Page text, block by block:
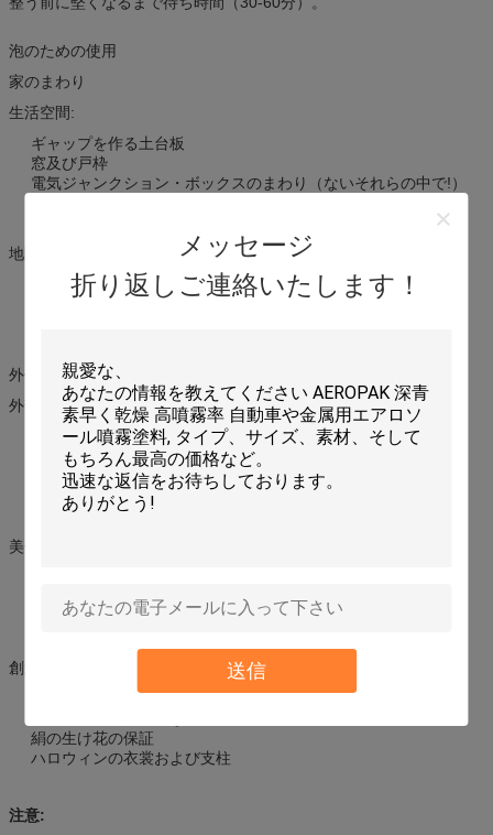
メッセージ
折り返しご連絡いたします！
送信
泡のための使用
家のまわり
生活空間:
ギャップを作る土台板
窓及び戸枠
電気ジャンクション・ボックスのまわり（ないそれらの中で!）
地階/アチック:
管および管の浸透
積み重ねおよびシャフトを垂直にすること
外側
外部の家:
基礎に会うあなたの味方の端の底、
電気、ガスおよび交互計算浸透
ガレージの天井および壁の接合箇所に沿って
コック
より乾燥した出口
美化:
景色のブロックをしっかり止めること
石塀修理
創造的な芸術および技術
絹の生け花の保証
ハロウィンの衣裳および支柱
注意: